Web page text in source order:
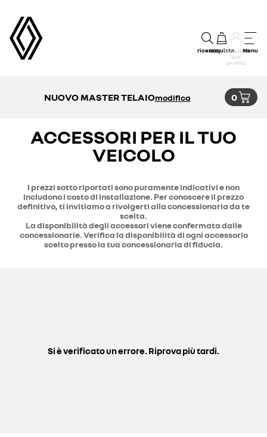
ricercaacquistoaccedi al
tuo
profilo
Menu
NUOVO MASTER TELAIOmodifica 0
ACCESSORI PER IL TUO
VEICOLO
I prezzi sotto riportati sono puramente indicativi e non
includono i costo di installazione. Per conoscere il prezzo
definitivo, ti invitiamo a rivolgerti alla concessionaria da te
scelta.
La disponibilità degli accessori viene confermata dalle
concessionarie. Verifica la disponibilità di ogni accessorio
scelto presso la tua concessionaria di fiducia.
Si è verificato un errore. Riprova più tardi.